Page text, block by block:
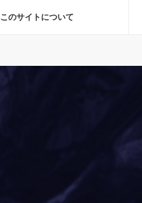
このサイトについて